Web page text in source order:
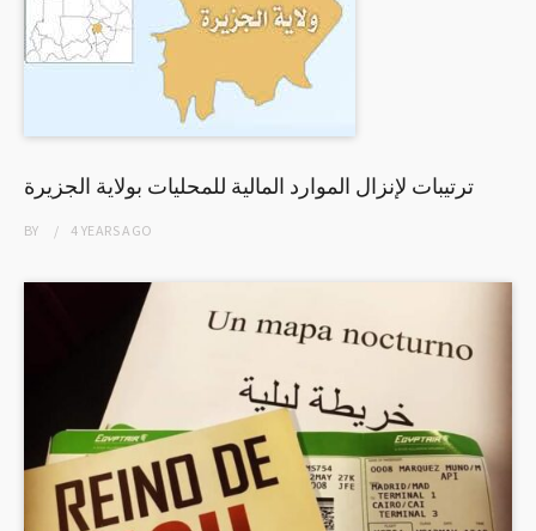
ترتيبات لإنزال الموارد المالية للمحليات بولاية الجزيرة
BY 4 YEARSAGO